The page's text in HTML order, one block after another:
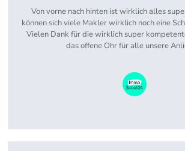
Von vorne nach hinten ist wirklich alles
können sich viele Makler wirklich noch eine
Vielen Dank für die wirklich super
das offene Ohr für alle unsere